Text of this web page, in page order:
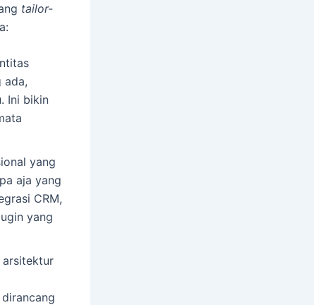
tailor-
ada,
Ini bikin
yang
aja yang
CRM,
yang
arsitektur